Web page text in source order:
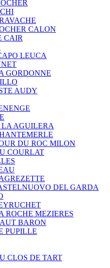
CALON
CAIR
LEUCA
GORDONNE
AUDY
AGUILERA
DU ROC MILON
COURLAT
DEL GARDA
ROCHE MEZIERES
BARON
PUPILLE
CLOS DE TART